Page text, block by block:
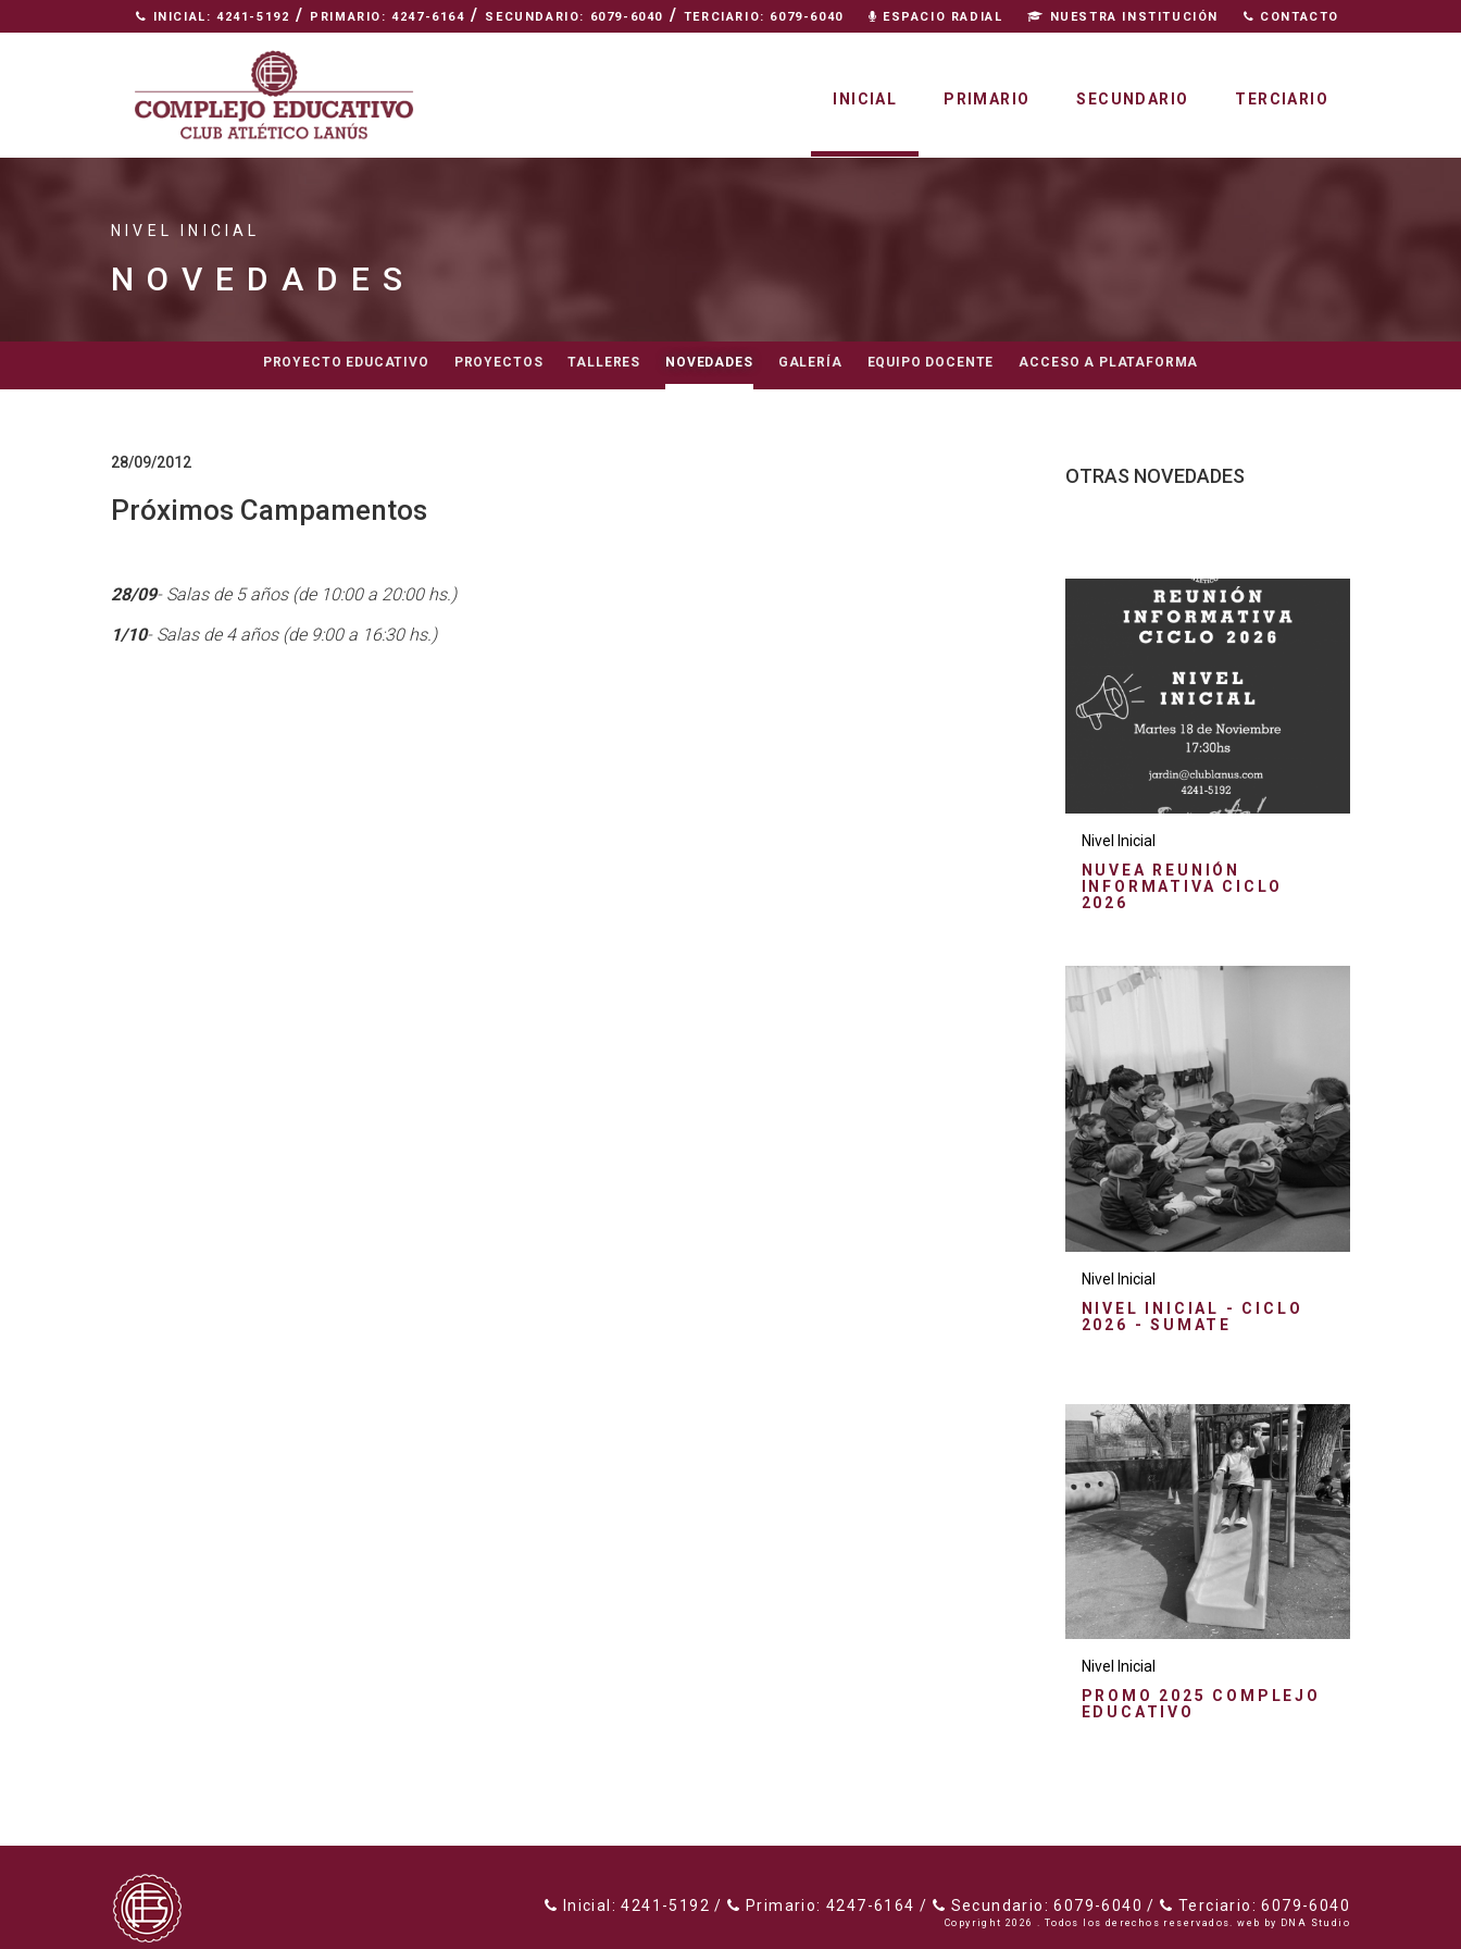
INICIAL: 4241-5192 / PRIMARIO: 4247-6164 / SECUNDARIO: 6079-6040 / TERCIARIO: 6079-6040 ESPACIO RADIAL NUESTRA INSTITUCIÓN CONTACTO
INICIAL PRIMARIO SECUNDARIO TERCIARIO
NIVEL INICIAL
NOVEDADES
PROYECTO EDUCATIVO PROYECTOS TALLERES NOVEDADES GALERÍA EQUIPO DOCENTE ACCESO A PLATAFORMA
28/09/2012
Próximos Campamentos
28/09- Salas de 5 años (de 10:00 a 20:00 hs.)
1/10- Salas de 4 años (de 9:00 a 16:30 hs.)
OTRAS NOVEDADES
Nivel Inicial
NUVEA REUNIÓN
INFORMATIVA CICLO
2026
Nivel Inicial
NIVEL INICIAL - CICLO
2026 - SUMATE
Nivel Inicial
PROMO 2025 COMPLEJO
EDUCATIVO
Inicial: 4241-5192 / Primario: 4247-6164 / Secundario: 6079-6040 / Terciario: 6079-6040
Copyright 2026 . Todos los derechos reservados. web by DNA Studio